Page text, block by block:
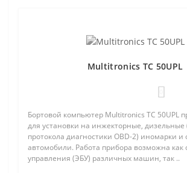
Multitronics TC 50UPL
Бортовой компьютер Multitronics TC 50UPL
для установки на инжекторные, дизельные
протокола диагностики OBD-2) иномарки и
автомобили. Работа прибора возможна как
управления (ЭБУ) различных машин, так ..